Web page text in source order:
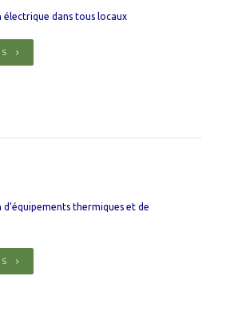
dans tous locaux
d’équipements thermiques et de